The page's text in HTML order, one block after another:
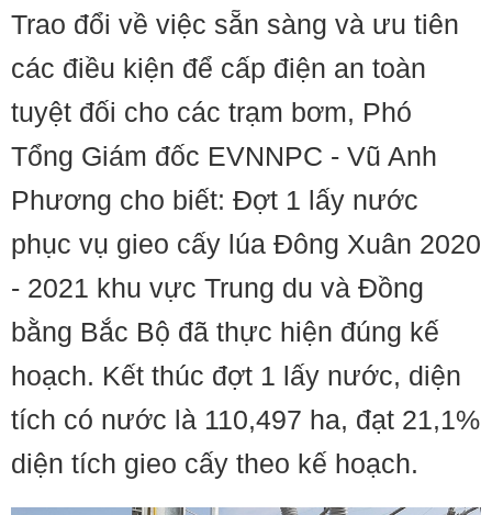
Trao đổi về việc sẵn sàng và ưu tiên
các điều kiện để cấp điện an toàn
tuyệt đối cho các trạm bơm, Phó
Tổng Giám đốc EVNNPC - Vũ Anh
Phương cho biết: Đợt 1 lấy nước
phục vụ gieo cấy lúa Đông Xuân 2020
- 2021 khu vực Trung du và Đồng
bằng Bắc Bộ đã thực hiện đúng kế
hoạch. Kết thúc đợt 1 lấy nước, diện
tích có nước là 110,497 ha, đạt 21,1%
diện tích gieo cấy theo kế hoạch.